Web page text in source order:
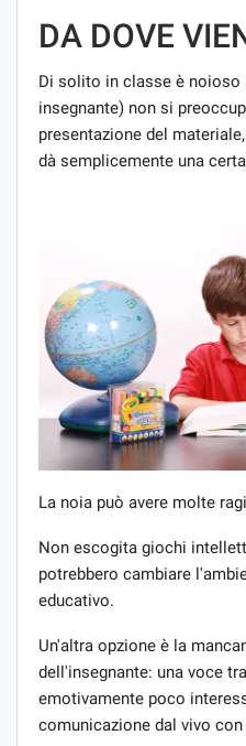
DA DOVE
Di solito in classe è noioso
insegnante) non si
presentazione del
dà semplicemente una
La noia può avere molte
Non escogita giochi
potrebbero cambiare
educativo.
Un'altra opzione è la
dell'insegnante: una voce
emotivamente poco
comunicazione dal vivo